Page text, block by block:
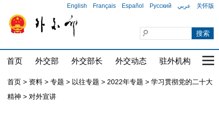
English Français Español Русский عربي 关怀版
首页 外交部 外交部长 外交动态 驻外机构 国
首页 > 资料 > 专题 > 以往专题 > 2022年专题 > 学习贯彻党的二十大
精神 > 对外宣讲